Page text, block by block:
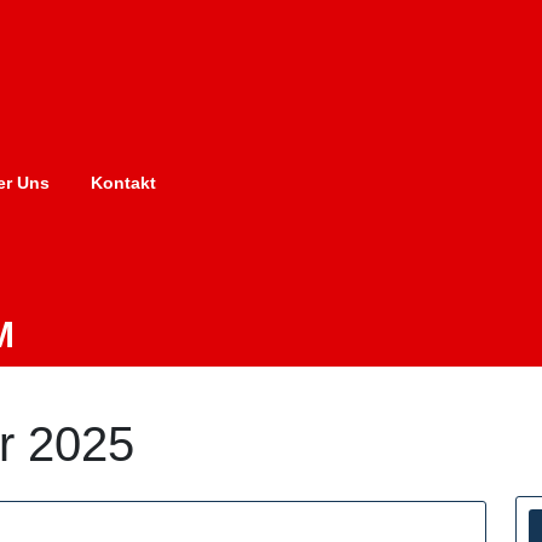
Uns Kontakt
2025